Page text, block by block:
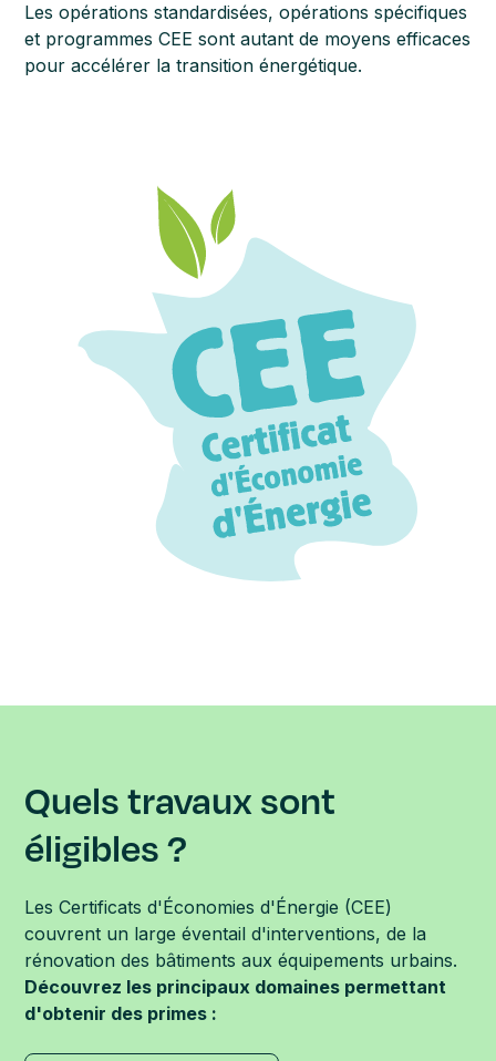
Les opérations standardisées, opérations spécifiques
et programmes CEE sont autant de moyens efficaces
pour accélérer la transition énergétique.
Quels travaux sont
éligibles ?
Les Certificats d'Économies d'Énergie (CEE)
couvrent un large éventail d'interventions, de la
rénovation des bâtiments aux équipements urbains.
Découvrez les principaux domaines permettant
d'obtenir des primes :